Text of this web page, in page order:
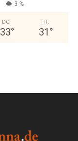
3 %
DO.
33°
FR.
31 °